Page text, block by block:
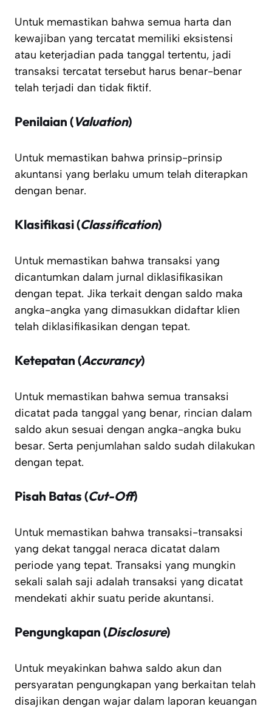
Untuk memastikan bahwa semua harta dan
kewajiban yang tercatat memiliki eksistensi
atau keterjadian pada tanggal tertentu, jadi
transaksi tercatat tersebut harus benar-benar
telah terjadi dan tidak fiktif.
Penilaian (Valuation)
Untuk memastikan bahwa prinsip-prinsip
akuntansi yang berlaku umum telah diterapkan
dengan benar.
Klasifikasi (Classification)
Untuk memastikan bahwa transaksi yang
dicantumkan dalam jurnal diklasifikasikan
dengan tepat. Jika terkait dengan saldo maka
angka-angka yang dimasukkan didaftar klien
telah diklasifikasikan dengan tepat.
Ketepatan (Accurancy)
Untuk memastikan bahwa semua transaksi
dicatat pada tanggal yang benar, rincian dalam
saldo akun sesuai dengan angka-angka buku
besar. Serta penjumlahan saldo sudah dilakukan
dengan tepat.
Pisah Batas (Cut-Off)
Untuk memastikan bahwa transaksi-transaksi
yang dekat tanggal neraca dicatat dalam
periode yang tepat. Transaksi yang mungkin
sekali salah saji adalah transaksi yang dicatat
mendekati akhir suatu peride akuntansi.
Pengungkapan (Disclosure)
Untuk meyakinkan bahwa saldo akun dan
persyaratan pengungkapan yang berkaitan telah
disajikan dengan wajar dalam laporan keuangan